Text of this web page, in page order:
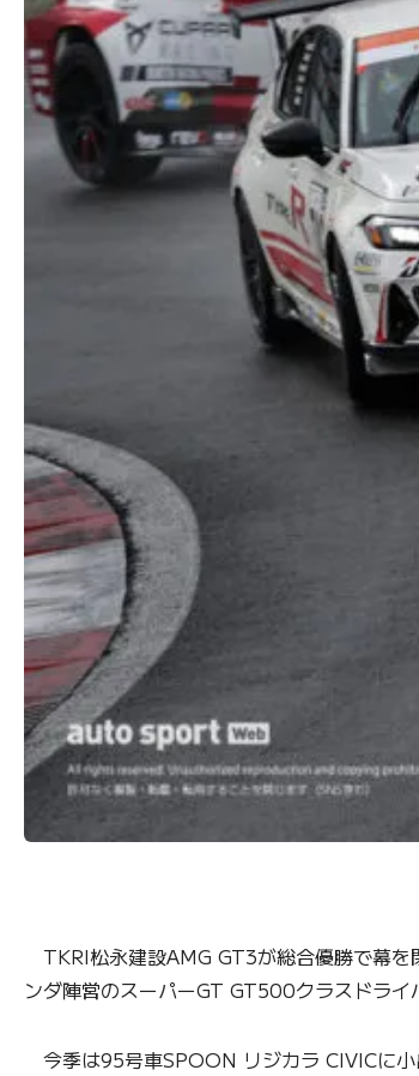
TKRI松永建設AMG GT3が総合優勝で幕を
ンダ陣営のスーパーGT GT500クラスドライ
今季は95号車SPOON リジカラ CIVICに